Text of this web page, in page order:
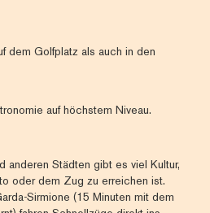
dem Golfplatz als auch in den
auf höchstem Niveau.
anderen Städten gibt es viel Kultur,
oder dem Zug zu erreichen ist.
Sirmione (15 Minuten mit dem